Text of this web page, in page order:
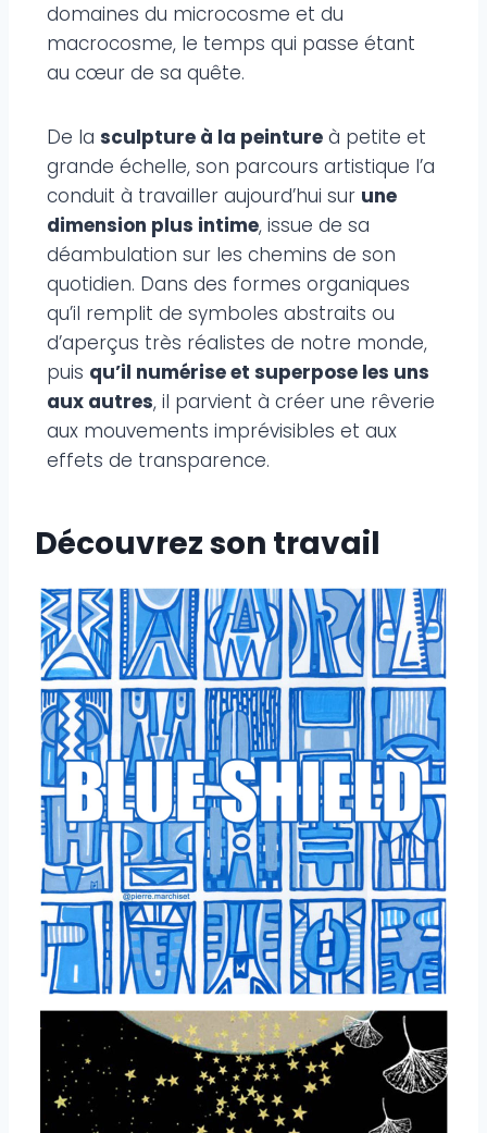
domaines du microcosme et du
macrocosme, le temps qui passe étant
au cœur de sa quête.
De la sculpture à la peintureà petite et
grande échelle, son parcours artistique l’a
conduit à travailler aujourd’hui sur une
dimension plus intime, issue de sa
déambulation sur les chemins de son
quotidien. Dans des formes organiques
qu’il remplit de symboles abstraits ou
d’aperçus très réalistes de notre monde,
puis qu’il numérise et superpose les uns
aux autres, il parvient à créer une rêverie
aux mouvements imprévisibles et aux
effets de transparence.
Découvrez son travail